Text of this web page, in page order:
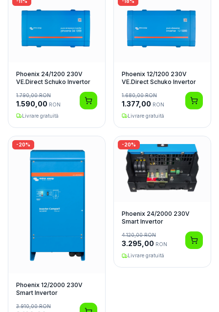
Phoenix 24/1200 230V
VE.Direct Schuko Invertor
1.790,00RON
1.590,00 RON
Livrare gratuită
Phoenix 12/1200 230V
VE.Direct Schuko Invertor
1.680,00RON
1.377,00 RON
Livrare gratuită
-20%
Phoenix 12/2000 230V
Smart Invertor
3.910,00RON
-20%
Phoenix 24/2000 230V
Smart Invertor
4.120,00RON
3.295,00 RON
Livrare gratuită